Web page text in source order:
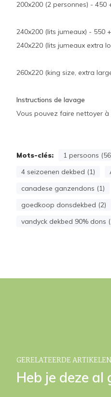
200x200 (2 personnes) - 450
240x200 (lits jumeaux) - 550
240x220 (lits jumeaux extra
260x220 (king size, extra
Instructions de lavage
Vous pouvez faire nettoyer
Mots-clés: 1 persoons
4 seizoenen dekbed (1)
canadese ganzendons (1)
goedkoop donsdekbed (2)
vandyck dekbed 90% dons
GERELATEERDE ARTIKELEN
Heb je deze al